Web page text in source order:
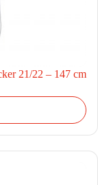
21/22 – 147 cm